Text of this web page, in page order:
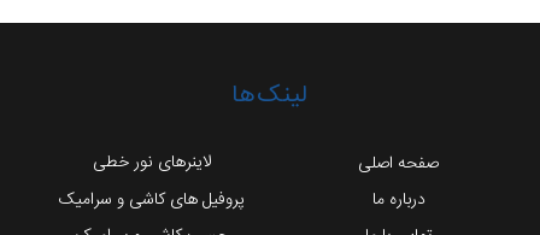
لینک‌ها
صفحه اصلی
لاینرهای نور خطی
درباره ما
پروفیل های کاشی و سرامیک